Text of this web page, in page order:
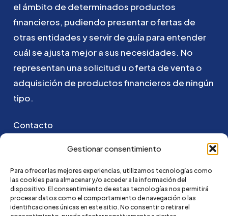
Gestionar consentimiento
Para ofrecer las mejores experiencias, utilizamos tecnologías como
las cookies para almacenar y/o acceder a la información del
dispositivo. El consentimiento de estas tecnologías nos permitirá
procesar datos como el comportamiento de navegación o las
identificaciones únicas en este sitio. No consentir o retirar el
el ámbito de determinados productos
financieros, pudiendo presentarofertas de
otras entidadesyservirde guía para entender
cuálse ajusta mejorasus necesidades. No
representan unasolicitud u oferta deventa o
adquisición de productosfinancieros de ningún
tipo.
Contacto
Puedes ponerte en contacto con nosotros
hola@credi4me.com